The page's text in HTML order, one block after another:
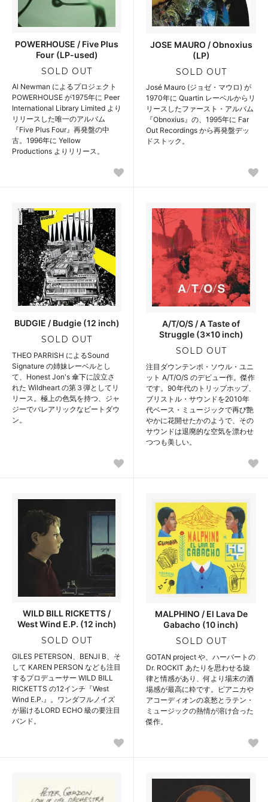
POWERHOUSE / Five Plus
Four (LP-used)
SOLD OUT
Al Newman によるプロジェクト
POWERHOUSE が1975年に Peer
International Library Limited より
リリースした唯一のアルバム
『Five Plus Four』再発盤の中
古。1996年に Yellow
Productions よりリリース。
JOSE MAURO / Obnoxius
(LP)
SOLD OUT
José Mauro (ジョゼ・マウロ) が
1970年に Quartin レーベルからリ
リースしたファースト・アルバム
『Obnoxius』の、1995年に Far
Out Recordings から再発盤デッ
ドストック。
BUDGIE / Budgie (12 inch)
SOLD OUT
THEO PARRISH によるSound
Signature の姉妹レーベルとし
て、Honest Jon's 傘下に設立さ
れた Wildheart の第３弾としてリ
リース。極上の色気を持つ、ジャ
ジーでバレアリックなビートダウ
ン。
A/T/O/S / A Taste of
Struggle (3x10 inch)
SOLD OUT
注目ダウンテンポ・ソウル・ユニ
ット A/T/O/S のデビュー作。傑作
です。90年代のトリップホップ、
ブリストル・サウンドを2010年
代ベース・ミュージックで再び艶
やかに花開せたかのようで、その
サウンドは退廃的な空気を漂わせ
つつも美しい。
WILD BILL RICKETTS /
West Wind E.P. (12 inch)
SOLD OUT
GILES PETERSON、BENJI B、そ
して KAREN PERSON なども注目
するプロデューサー WILD BILL
RICKETTS の12インチ『West
Wind E.P.』。ワンダフルノイズ
が届けるLORD ECHO 級の要注目
バンド。
MALPHINO / El Lava De
Gabacho (10 inch)
SOLD OUT
GOTAN project や、ハーバートの
Dr. ROCKIT あたりを思わせる旋
律と情感があり、何より場末の酒
場感が最高に粋です。ピアニカや
アコーディオンの哀愁とラテン・
ミュージックの熱情が溶け合った
傑作。